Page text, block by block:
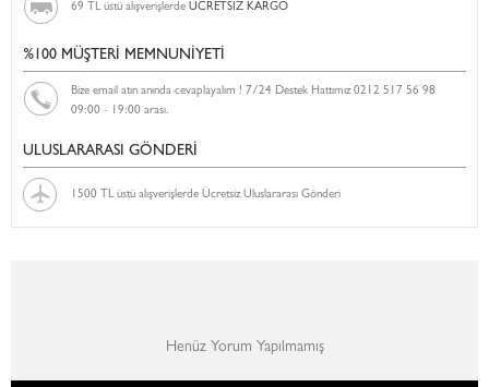
69 TL üstü alışverişlerde ÜCRETSİZ KARGO
%100 MÜŞTERİ MEMNUNİYETİ
Bize email atın anında cevaplayalım ! 7/24 Destek Hattımız 0212 517 56 98
09:00 - 19:00 arası.
ULUSLARARASI GÖNDERİ
1500 TL üstü alışverişlerde Ücretsiz Uluslararası Gönderi
Henüz Yorum Yapılmamış